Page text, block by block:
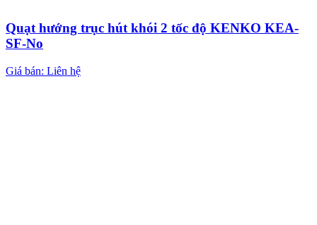
Quạt hướng trục hút khói 2 tốc độ KENKO KEA-
SF-No
Giá bán: Liên hệ